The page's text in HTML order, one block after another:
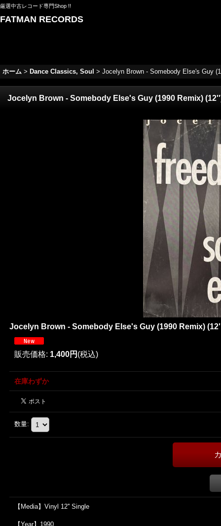
厳選中古レコード専門Shop !!
FATMAN RECORDS
ホーム > Dance Classics, Soul > Jocelyn Brown - Somebody Else's Guy
Jocelyn Brown - Somebody Else's Guy (1990 Remix)
Jocelyn Brown - Somebody Else's Guy (1990 Remix)
販売価格: 1,400円 (税込)
在庫わずか
数量:
【Media】Vinyl 12'' Single
【Year】1990